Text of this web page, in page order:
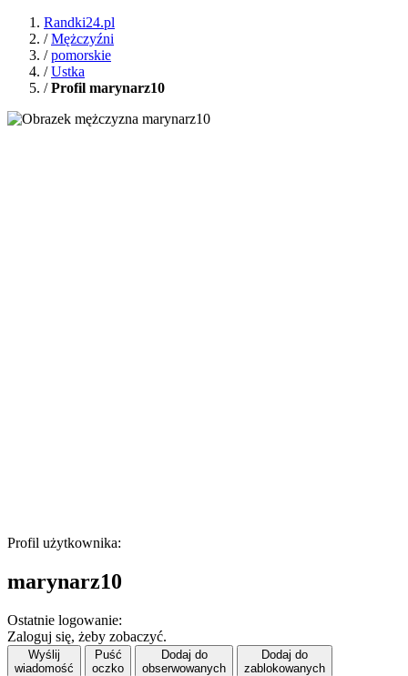
Randki24.pl
/Mężczyźni
/pomorskie
/Ustka
/Profil marynarz10
Profil użytkownika:
marynarz10
Ostatnie logowanie:
Zaloguj się, żeby zobaczyć.
Wyślij
wiadomość
Puść
oczko
Dodaj do
obserwowanych
Dodaj do
zablokowanych